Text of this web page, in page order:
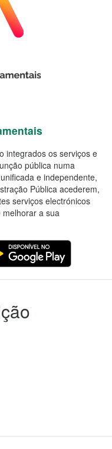
integrados os serviços e
pública numa
e independente,
Pública acederem,
serviços electrónicos
melhorar a sua